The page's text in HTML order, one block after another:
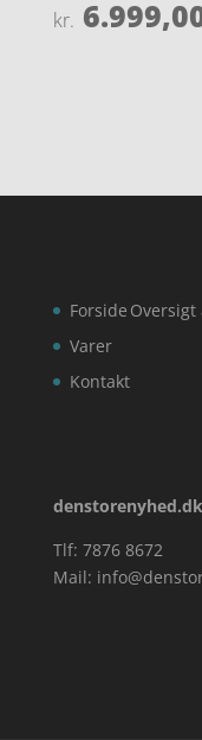
Vurderet
4.5
kr.
Forside
Varer
Kontakt
denstorenyhed.dk
Tlf: 7876 8672
Mail: